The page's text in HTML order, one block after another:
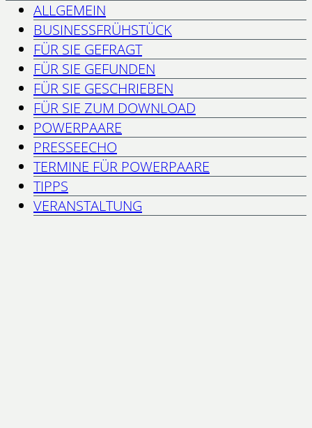
ALLGEMEIN
BUSINESSFRÜHSTÜCK
FÜR SIE GEFRAGT
FÜR SIE GEFUNDEN
FÜR SIE GESCHRIEBEN
FÜR SIE ZUM DOWNLOAD
POWERPAARE
PRESSEECHO
TERMINE FÜR POWERPAARE
TIPPS
VERANSTALTUNG